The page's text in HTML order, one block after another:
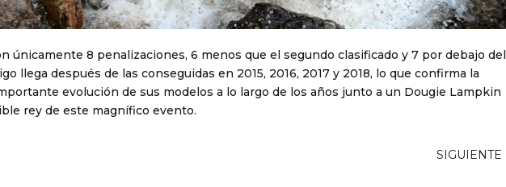
únicamente 8 penalizaciones, 6 menos que el segundo clasificado y 7 por debajo del
llega después de las conseguidas en 2015, 2016, 2017 y 2018, lo que confirma la
evolución de sus modelos a lo largo de los años junto a un Dougie Lampkin
rey de este magnífico evento.
SIGUIENTE